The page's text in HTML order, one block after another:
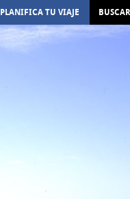
PLANIFICA TU VIAJE BUSCAR